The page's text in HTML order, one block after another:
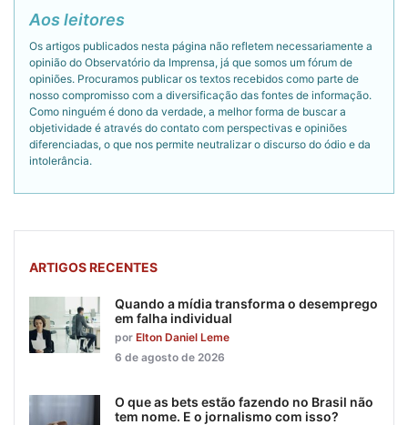
Aos leitores
Os artigos publicados nesta página não refletem necessariamente a
opinião do Observatório da Imprensa, já que somos um fórum de
opiniões. Procuramos publicar os textos recebidos como parte de
nosso compromisso com a diversificação das fontes de informação.
Como ninguém é dono da verdade, a melhor forma de buscar a
objetividade é através do contato com perspectivas e opiniões
diferenciadas, o que nos permite neutralizar o discurso do ódio e da
intolerância.
ARTIGOS RECENTES
Quando a mídia transforma o desemprego
em falha individual
por Elton Daniel Leme
6 de agosto de 2026
O que as bets estão fazendo no Brasil não
tem nome. E o jornalismo com isso?